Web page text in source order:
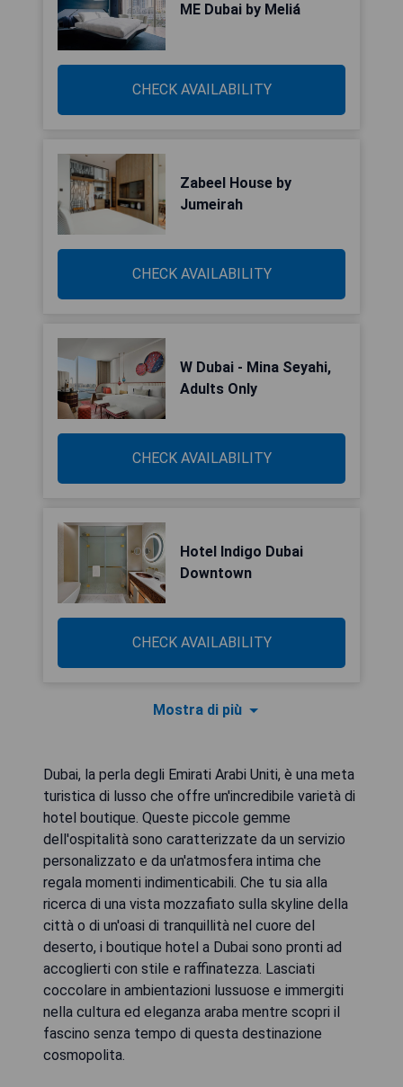
ME Dubai by Meliá
CHECK AVAILABILITY
Zabeel House by
Jumeirah
CHECK AVAILABILITY
W Dubai - Mina Seyahi,
Adults Only
CHECK AVAILABILITY
Hotel Indigo Dubai
Downtown
CHECK AVAILABILITY
Mostra di più
Dubai, la perla degli Emirati Arabi Uniti, è una meta
turistica di lusso che offre un'incredibile varietà di
hotel boutique. Queste piccole gemme
dell'ospitalità sono caratterizzate da un servizio
personalizzato e da un'atmosfera intima che
regala momenti indimenticabili. Che tu sia alla
ricerca di una vista mozzafiato sulla skyline della
città o di un'oasi di tranquillità nel cuore del
deserto, i boutique hotel a Dubai sono pronti ad
accoglierti con stile e raffinatezza. Lasciati
coccolare in ambientazioni lussuose e immergiti
nella cultura ed eleganza araba mentre scopri il
fascino senza tempo di questa destinazione
cosmopolita.